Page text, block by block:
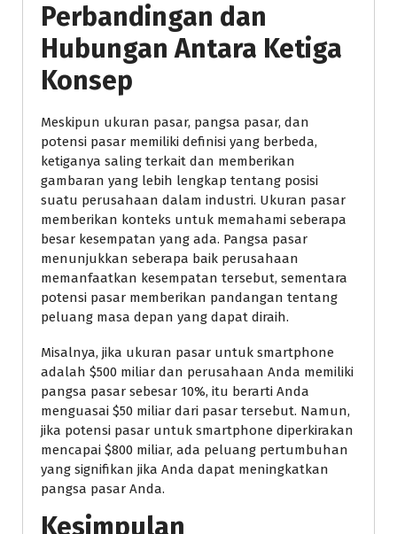
Perbandingan dan
Hubungan Antara Ketiga
Konsep
Meskipun ukuran pasar, pangsa pasar, dan
potensi pasar memiliki definisi yang berbeda,
ketiganya saling terkait dan memberikan
gambaran yang lebih lengkap tentang posisi
suatu perusahaan dalam industri. Ukuran pasar
memberikan konteks untuk memahami seberapa
besar kesempatan yang ada. Pangsa pasar
menunjukkan seberapa baik perusahaan
memanfaatkan kesempatan tersebut, sementara
potensi pasar memberikan pandangan tentang
peluang masa depan yang dapat diraih.
Misalnya, jika ukuran pasar untuk smartphone
adalah $500 miliar dan perusahaan Anda memiliki
pangsa pasar sebesar 10%, itu berarti Anda
menguasai $50 miliar dari pasar tersebut. Namun,
jika potensi pasar untuk smartphone diperkirakan
mencapai $800 miliar, ada peluang pertumbuhan
yang signifikan jika Anda dapat meningkatkan
pangsa pasar Anda.
Kesimpulan